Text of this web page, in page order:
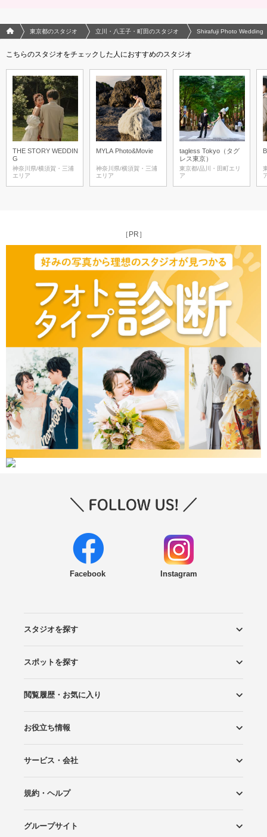
フォトウエディング/結婚写真のPhotorait ホーム
東京都のスタジオ 立川・八王子・町田のスタジオ Shirafuji Photo Wedding
こちらのスタジオをチェックした人におすすめのスタジオ
THE STORY WEDDIN
G
神奈川県/横須賀・三浦
エリア
MYLA Photo&Movie
神奈川県/横須賀・三浦
エリア
tagless Tokyo（タグ
レス東京）
東京都/品川・田町エリ
ア
［PR］
Facebook Instagram
スタジオを探す
エリアから探す
こだわりから探す
NEW PHOTO STYLE
プランから探す
フォトタイプ診断
フォトグラファーから探す
国内リゾートから探す
スポットを探す
ロケーションから探す
スタジオから探す
閲覧履歴・お気に入り
閲覧スタジオ
お気に入り
お役立ち情報
Wedding Photo マガジン
はじめてガイド
サービス・会社
Photoraitとは
スタジオの掲載について
お問い合わせ
運営会社
サイトマップ
規約・ヘルプ
プライバシーポリシー
利用規約
ヘルプ
グループサイト